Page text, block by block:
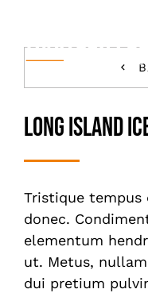
content
Votre Événement
A Propos
Long Island
Tristique tempus
donec.
elementum
ut. Metus,
dui pretium